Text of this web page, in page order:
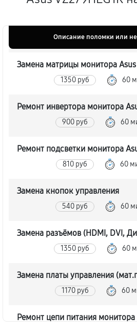
Описание поломки или
Замена матрицы монитора Asus
1350 руб 60
Ремонт инвертора монитора
900 руб 60
Ремонт подсветки монитора
810 руб 60
Замена кнопок управления
540 руб 60
Замена разъёмов (HDMI, DVI,
1350 руб 60
Замена платы управления
1170 руб 60
Ремонт цепи питания монитора